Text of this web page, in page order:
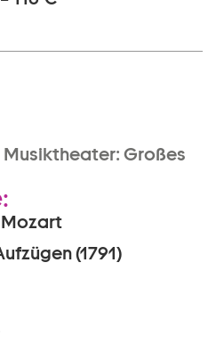
Musiktheater: Großes
(1791)